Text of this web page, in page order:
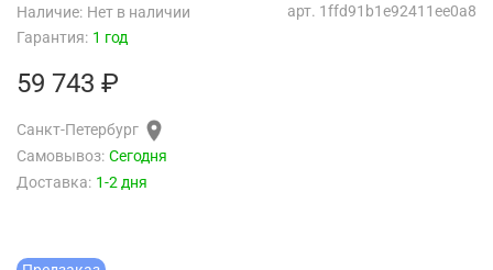
арт. 1ffd91b1e92411ee0a8
Наличие: Нет в наличии
Гарантия: 1 год
59 743 ₽
Санкт-Петербург
Самовывоз: Сегодня
Доставка: 1-2 дня